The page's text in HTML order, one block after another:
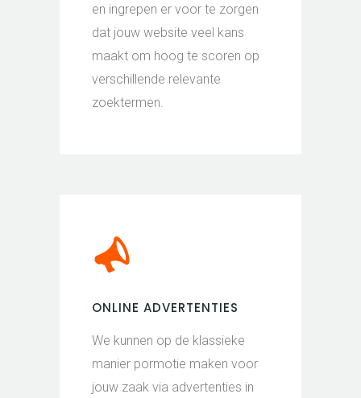
en ingrepen er voor te zorgen
dat jouw website veel kans
maakt om hoog te scoren op
verschillende relevante
zoektermen.
ONLINE ADVERTENTIES
We kunnen op de klassieke
manier pormotie maken voor
jouw zaak via advertenties in